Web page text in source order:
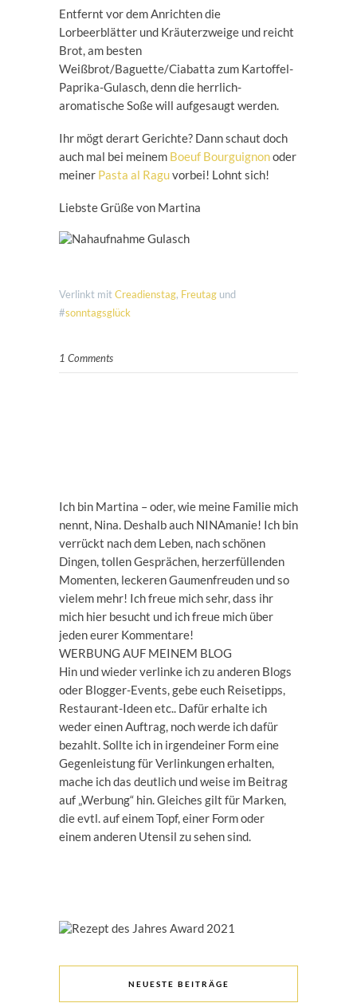
Entfernt vor dem Anrichten die
Lorbeerblätter und Kräuterzweige und reicht
Brot, am besten
Weißbrot/Baguette/Ciabatta zum Kartoffel-
Paprika-Gulasch, denn die herrlich-
aromatische Soße will aufgesaugt werden.
Ihr mögt derart Gerichte? Dann schaut doch
auch mal bei meinem Boeuf Bourguignonoder
meiner Pasta al Raguvorbei! Lohnt sich!
Liebste Grüße von Martina
Verlinkt mitCreadienstag, Freutag und
#sonntagsglück
1 Comments
Ich bin Martina – oder, wie meine Familie mich
nennt, Nina. Deshalb auch NINAmanie! Ich bin
verrückt nach dem Leben, nach schönen
Dingen, tollen Gesprächen, herzerfüllenden
Momenten, leckeren Gaumenfreuden und so
vielem mehr! Ich freue mich sehr, dass ihr
mich hier besucht und ich freue mich über
jeden eurer Kommentare!
WERBUNG AUF MEINEM BLOG
Hin und wieder verlinke ich zu anderen Blogs
oder Blogger-Events, gebe euch Reisetipps,
Restaurant-Ideen etc.. Dafür erhalte ich
weder einen Auftrag, noch werde ich dafür
bezahlt. Sollte ich in irgendeiner Form eine
Gegenleistung für Verlinkungen erhalten,
mache ich das deutlich und weise im Beitrag
auf „Werbung“ hin. Gleiches gilt für Marken,
die evtl. auf einem Topf, einer Form oder
einem anderen Utensil zu sehen sind.
NEUESTE BEITRÄGE